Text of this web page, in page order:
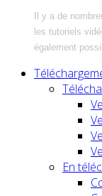
Il y a de
les tutoriels
également
En